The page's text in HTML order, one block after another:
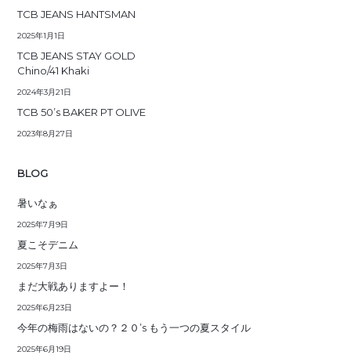
TCB JEANS HANTSMAN
2025年1月1日
TCB JEANS STAY GOLD
Chino/41 Khaki
2024年3月21日
TCB 50’s BAKER PT OLIVE
2023年8月27日
BLOG
暑いなぁ
2025年7月9日
夏こそデニム
2025年7月3日
まだ大戦ありますよー！
2025年6月23日
今年の梅雨はないの？２０’s もう一つの夏スタイル
2025年6月19日